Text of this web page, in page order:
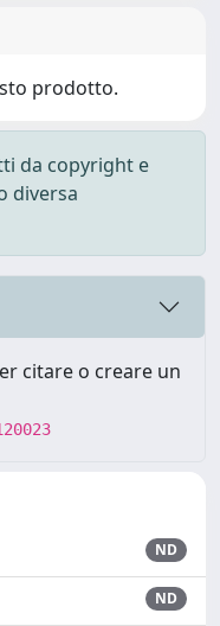
prodotto.
da copyright e
diversa
citare o creare un
ND
ND